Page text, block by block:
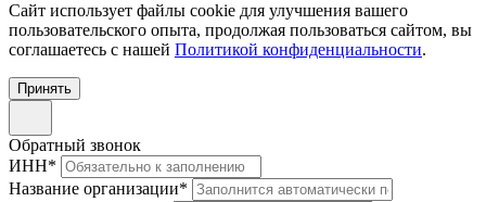
Cайт использует файлы cookie для улучшения вашего
пользовательского опыта, продолжая пользоваться сайтом, вы
соглашаетесь с нашей Политикой конфиденциальности.
Принять
Обратный звонок
ИНН*
Название организации*